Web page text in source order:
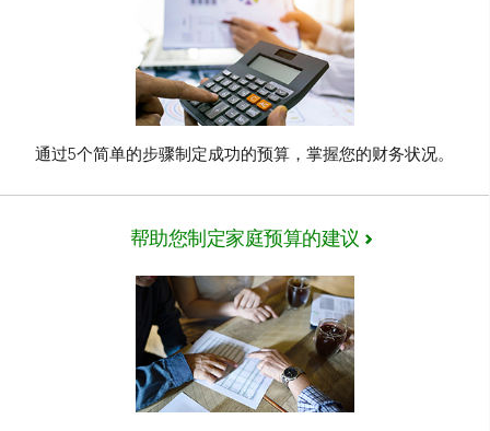
通过5个简单的步骤制定成功的预算，掌握您的财务状况。
帮助您制定家庭预算的建议